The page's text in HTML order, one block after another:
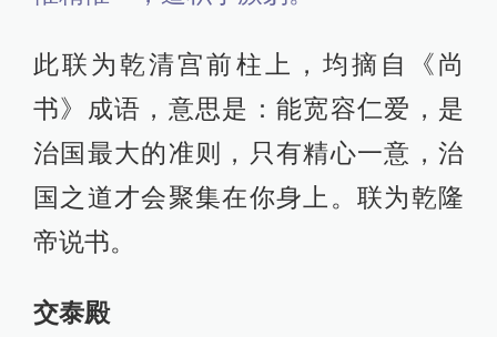
此联为乾清宫前柱上，均摘自《尚
书》成语，意思是：能宽容仁爱，是
治国最大的准则，只有精心一意，治
国之道才会聚集在你身上。联为乾隆
帝说书。
交泰殿